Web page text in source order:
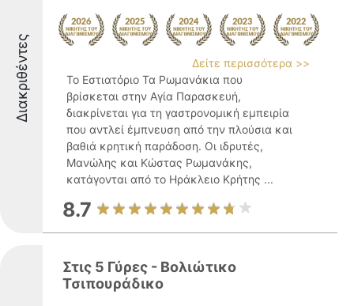
Διακριθέντες
Δείτε περισσότερα >>
Το Εστιατόριο Τα Ρωμανάκια που
βρίσκεται στην Αγία Παρασκευή,
διακρίνεται για τη γαστρονομική εμπειρία
που αντλεί έμπνευση από την πλούσια και
βαθιά κρητική παράδοση. Οι ιδρυτές,
Μανώλης και Κώστας Ρωμανάκης,
κατάγονται από το Ηράκλειο Κρήτης ...
8.7
Στις 5 Γύρες - Βολιώτικο
Τσιπουράδικο